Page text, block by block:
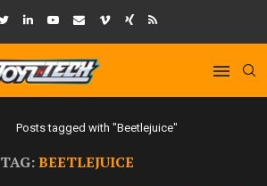
Posts tagged with "Beetlejuice"
TAG:BEETLEJUICE